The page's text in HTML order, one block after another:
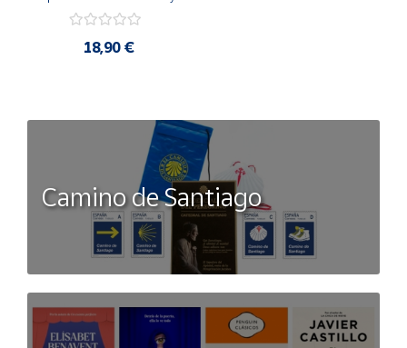
No Ficción
18,90 €
Camino de Santiago